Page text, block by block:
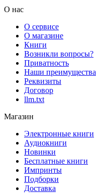
О нас
О сервисе
О магазине
Книги
Возникли вопросы?
Приватность
Наши преимущества
Реквизиты
Договор
llm.txt
Магазин
Электронные книги
Аудиокниги
Новинки
Бесплатные книги
Импринты
Подборки
Доставка